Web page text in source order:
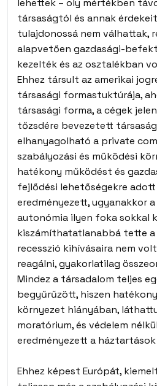
lehettek – oly mértékben
társaságtól és annak
tulajdonossá nem válhattak,
alapvetően gazdasági-
kezelték és az osztalékban
Ehhez társult az amerikai
társasági formastuktúrája,
társasági forma, a cégek
tőzsdére bevezetett
elhanyagolható a private
szabályozási és működési
hatékony működést és
fejlődési lehetőségekre
eredményezett, ugyanakkor
autonómia ilyen foka sokkal
kiszámíthatatlanabbá tette a
recesszió kihívásaira nem
reagálni, gyakorlatilag
Mindez a társadalom teljes
begyűrűzött, hiszen
környezet hiányában,
moratórium, és védelem
eredményezett a
Ehhez képest Európát,